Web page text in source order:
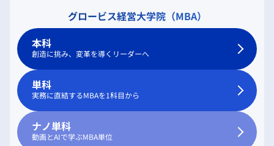
グロービス経営大学院（MBA）
本科
創造に挑み、変革を導くリーダーへ
単科
実務に直結するMBAを1科目から
ナノ単科
動画とAIで学ぶMBA単位